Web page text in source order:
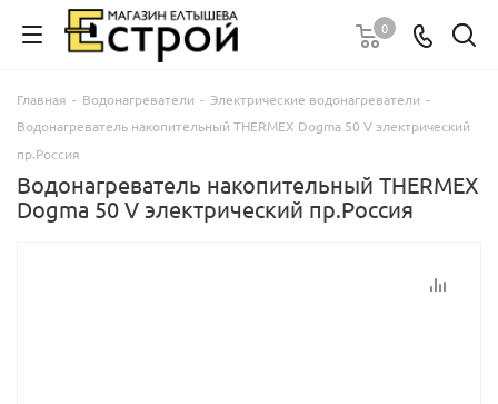
0
Главная - Водонагреватели - Электрические водонагреватели -
Водонагреватель накопительный THERMEX Dogma 50 V электрический
пр.Россия
Водонагреватель накопительный THERMEX
Dogma 50 V электрический пр.Россия